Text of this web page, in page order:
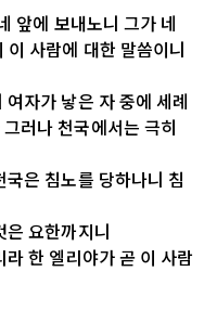
앞에 보내노니 그가 네
사람에 대한 말씀이니
자가 낳은 자 중에 세례
러나 천국에서는 극히
은 침노를 당하나니 침
요한까지니
한 엘리야가 곧 이 사람